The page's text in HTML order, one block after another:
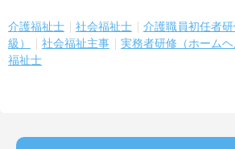
介護福祉士 社会福祉士
介護職員初任者
級）
社会福祉主事 実務者研修（ホームヘ
福祉士